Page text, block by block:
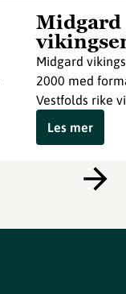
Midgard
Midgard
2000 med
Vestfolds rike
Les mer